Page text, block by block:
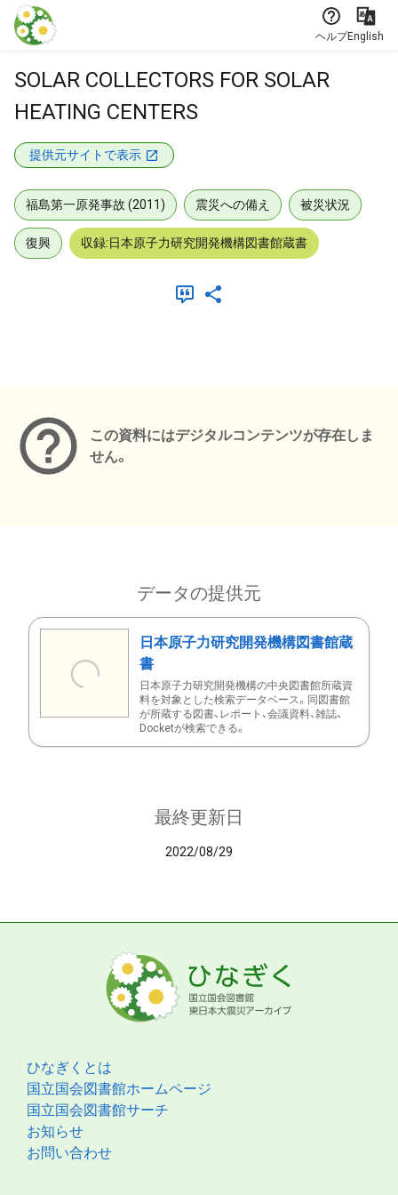
本文に飛ぶ
ヘルプEnglish
SOLAR COLLECTORS FOR SOLAR
HEATING CENTERS
提供元サイトで表示
福島第一原発事故 (2011) 震災への備え 被災状況
復興 収録:日本原子力研究開発機構図書館蔵書
この資料にはデジタルコンテンツが存在しま
せん。
データの提供元
日本原子力研究開発機構図書館蔵
書
日本原子力研究開発機構の中央図書館所蔵資
料を対象とした検索データベース。同図書館
が所蔵する図書、レポート、会議資料、雑誌、
Docketが検索できる。
最終更新日
2022/08/29
ひなぎくとは
国立国会図書館ホームページ
国立国会図書館サーチ
お知らせ
お問い合わせ